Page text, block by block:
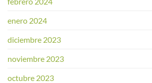
enero 2024
diciembre 2023
noviembre 2023
octubre 2023